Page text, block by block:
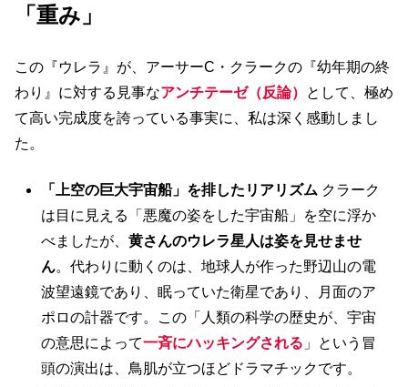
「重み」
この『ウレラ』が、アーサーC・クラークの『幼年期の終
わり』に対する見事なアンチテーゼ（反論）
として、極め
て高い完成度を誇っている事実に、私は深く感動しまし
た。
「上空の巨大宇宙船」を排したリアリズム クラーク
は目に見える「悪魔の姿をした宇宙船」を空に浮か
べましたが、黄さんのウレラ星人は姿を見せませ
ん。代わりに動くのは、地球人が作った野辺山の電
波望遠鏡であり、眠っていた衛星であり、月面のア
ポロの計器です。この「人類の科学の歴史が、宇宙
の意思によって一斉にハッキングされる 」という冒
頭の演出は、鳥肌が立つほどドラマチックです。